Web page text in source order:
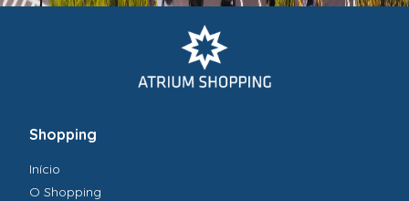
Shopping
Início
O Shopping